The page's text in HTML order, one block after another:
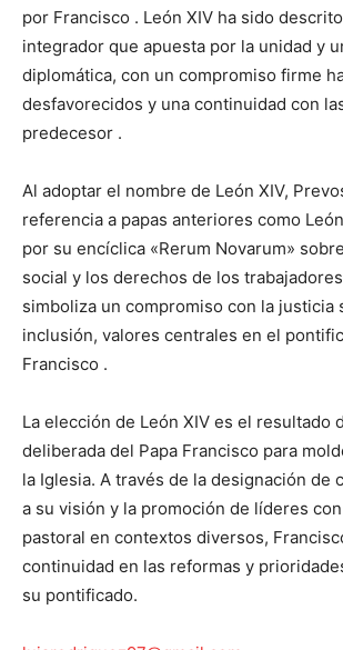
por Francisco . León XIV ha sido
integrador que apuesta por la unidad y
diplomática, con un compromiso firme
desfavorecidos y una continuidad con
predecesor .
Al adoptar el nombre de León XIV,
referencia a papas anteriores como
por su encíclica «Rerum Novarum»
social y los derechos de los
simboliza un compromiso con la justicia
inclusión, valores centrales en el
Francisco .
La elección de León XIV es el resultado
deliberada del Papa Francisco para
la Iglesia. A través de la designación de
a su visión y la promoción de líderes
pastoral en contextos diversos,
continuidad en las reformas y
su pontificado.